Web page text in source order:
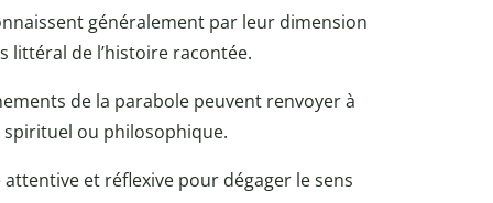
généralement par leur dimension
littéral de l’histoire racontée.
de la parabole peuvent renvoyer à
spirituel ou philosophique.
et réflexive pour dégager le sens